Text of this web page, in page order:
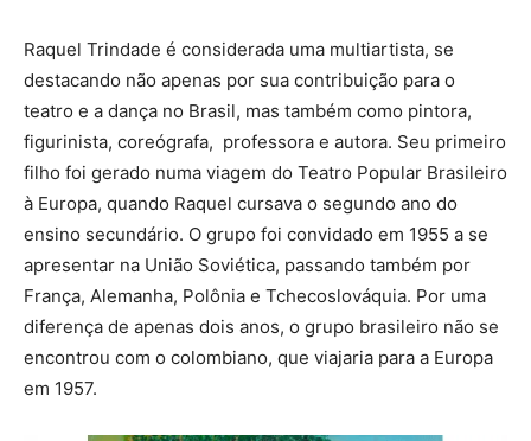
Raquel Trindade é considerada uma multiartista, se
destacando não apenas por sua contribuição para o
teatro e a dança no Brasil, mas também como pintora,
figurinista, coreógrafa, professora e autora. Seu primeiro
filho foi gerado numa viagem do Teatro Popular Brasileiro
à Europa, quando Raquel cursava o segundo ano do
ensino secundário. O grupo foi convidado em 1955 a se
apresentar na União Soviética, passando também por
França, Alemanha, Polônia e Tchecoslováquia. Por uma
diferença de apenas dois anos, o grupo brasileiro não se
encontrou com o colombiano, que viajaria para a Europa
em 1957.